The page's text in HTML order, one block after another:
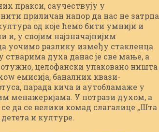
пракси, саучествују у
приличан напор да нас не затрпа
од које ћемо бити умнији и
и, у својим најзначајнијим
уочимо разлику између стакленца
стварима духа данас је све мање, а
целофански упаковано ништа
емисија, баналних квази-
парада кича и аутобламаже у
менажеријама. У потрази духом, а
да се велики комад слагалице „Шта
и културе.